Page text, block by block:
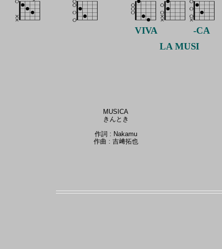
VIVA
LA MUSI
-CA
MUSICA
きんとき
作詞 : Nakamu
作曲 : 吉﨑拓也